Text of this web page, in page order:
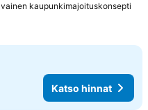
kaupunkimajoituskonsepti
Katso hinnat